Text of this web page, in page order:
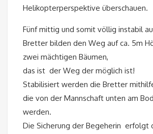
Helikopterperspektive überschauen.
Fünf mittig und somit völlig instabil
Bretter bilden den Weg auf ca. 5m
zwei mächtigen Bäumen,
das ist der Weg der möglich ist!
Stabilisiert werden die Bretter
die von der Mannschaft unten am
werden.
Die Sicherung der Begeherin erfolgt